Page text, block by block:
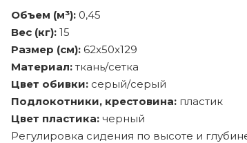
Объем (м³): 0,45
Вес (кг): 15
Размер (см): 62x50x129
Материал: ткань/сетка
Цвет обивки: серый/серый
Подлокотники, крестовина: пластик
Цвет пластика: черный
Регулировка сидения по высоте и